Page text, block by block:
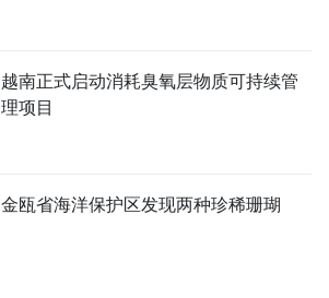
越南正式启动消耗臭氧层物质可持续管
理项目
金瓯省海洋保护区发现两种珍稀珊瑚